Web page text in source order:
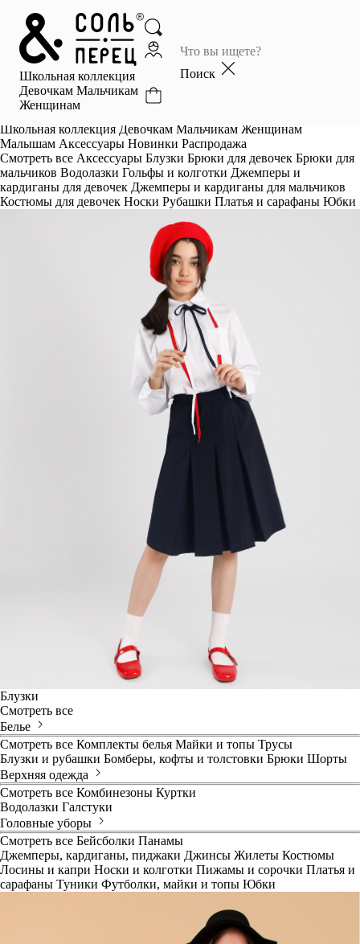
Школьная коллекция
Девочкам Мальчикам
Женщинам
Поиск
Главная
Каталог
Избранное
Школьная коллекция Девочкам Мальчикам Женщинам
Малышам Аксессуары Новинки Распродажа
Смотреть все Аксессуары Блузки Брюки для девочек Брюки для
мальчиков Водолазки Гольфы и колготки Джемперы и
кардиганы для девочек Джемперы и кардиганы для мальчиков
Костюмы для девочек Носки Рубашки Платья и сарафаны Юбки
Блузки
Смотреть все
Белье
Смотреть все Комплекты белья Майки и топы Трусы
Блузки и рубашки Бомберы, кофты и толстовки Брюки Шорты
Верхняя одежда
Смотреть все Комбинезоны Куртки
Водолазки Галстуки
Головные уборы
Смотреть все Бейсболки Панамы
Джемперы, кардиганы, пиджаки Джинсы Жилеты Костюмы
Лосины и капри Носки и колготки Пижамы и сорочки Платья и
сарафаны Туники Футболки, майки и топы Юбки